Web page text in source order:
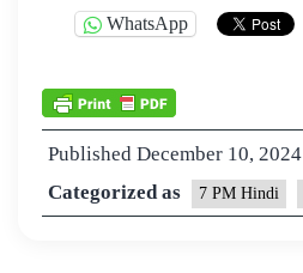
WhatsApp
Published December 10, 2024
Categorized as
7 PM Hindi